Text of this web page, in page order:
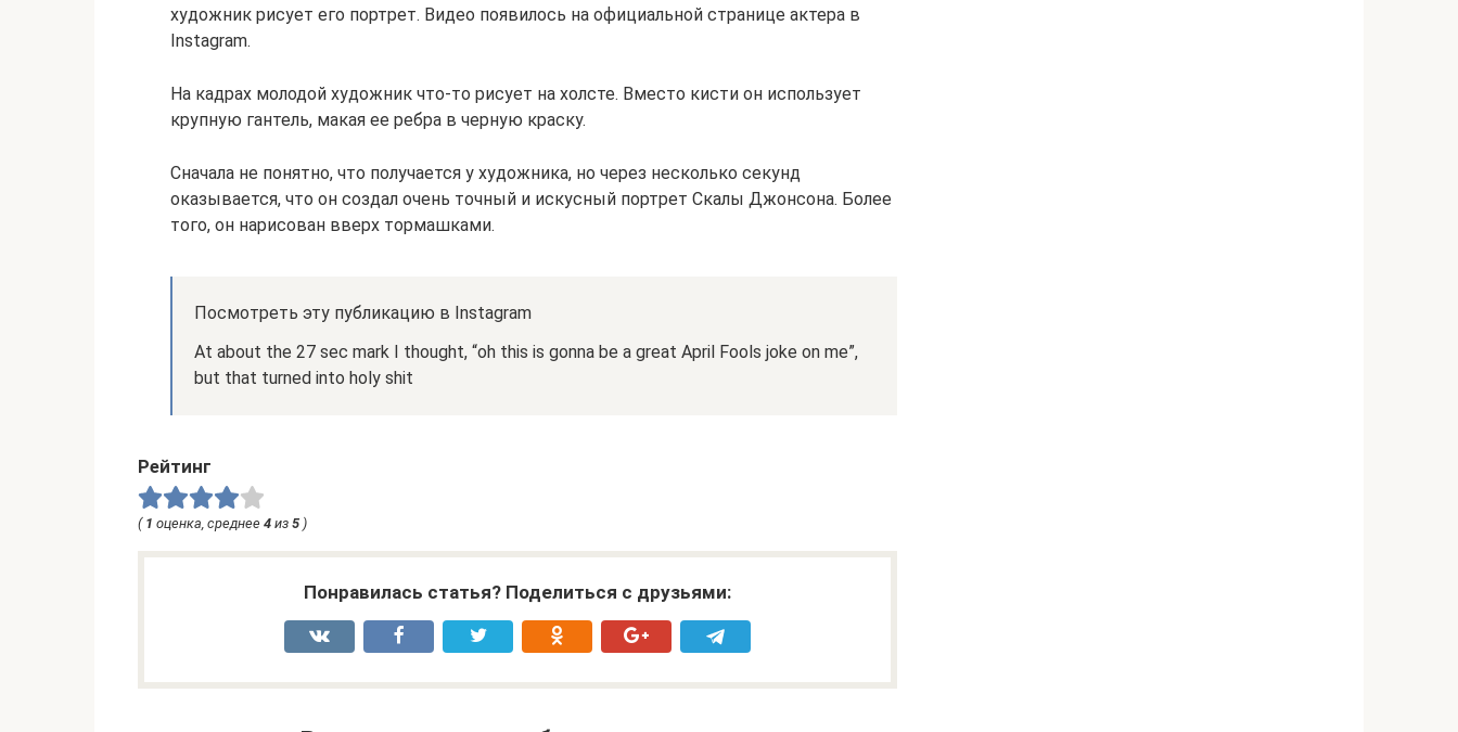
художник рисует его портрет. Видео появилось на официальной странице актера в
Instagram.
На кадрах молодой художник что-то рисует на холсте. Вместо кисти он использует
крупную гантель, макая ее ребра в черную краску.
Сначала не понятно, что получается у художника, но через несколько секунд
оказывается, что он создал очень точный и искусный портрет Скалы Джонсона. Более
того, он нарисован вверх тормашками.
Посмотреть эту публикацию в Instagram
At about the 27 sec mark I thought, “oh this is gonna be a great April Fools joke on me”,
but that turned into holy shit
Рейтинг
( 1 оценка, среднее 4 из 5 )
Понравилась статья? Поделиться с друзьями: